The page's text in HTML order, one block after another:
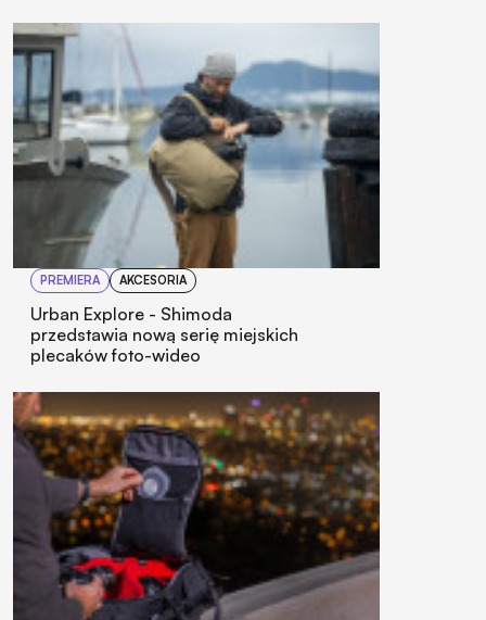
PREMIERA AKCESORIA
Urban Explore - Shimoda
przedstawia nową serię miejskich
plecaków foto-wideo